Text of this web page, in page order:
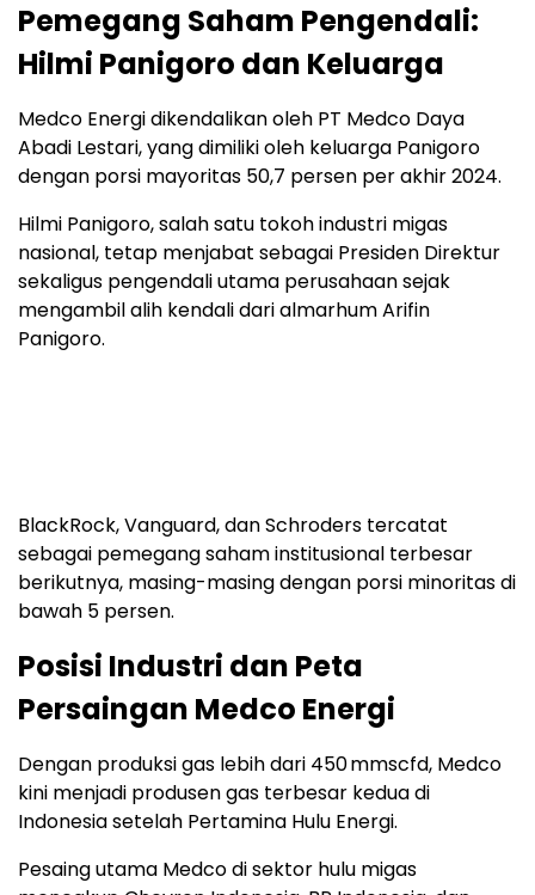
Pemegang Saham Pengendali:
Hilmi Panigoro dan Keluarga
Medco Energi dikendalikan oleh PT Medco Daya
Abadi Lestari, yang dimiliki oleh keluarga Panigoro
dengan porsi mayoritas 50,7 persen per akhir 2024.
Hilmi Panigoro, salah satu tokoh industri migas
nasional, tetap menjabat sebagai Presiden Direktur
sekaligus pengendali utama perusahaan sejak
mengambil alih kendali dari almarhum Arifin
Panigoro.
BlackRock, Vanguard, dan Schroders tercatat
sebagai pemegang saham institusional terbesar
berikutnya, masing-masing dengan porsi minoritas di
bawah 5 persen.
Posisi Industri dan Peta
Persaingan Medco Energi
Dengan produksi gas lebih dari 450 mmscfd, Medco
kini menjadi produsen gas terbesar kedua di
Indonesia setelah Pertamina Hulu Energi.
Pesaing utama Medco di sektor hulu migas